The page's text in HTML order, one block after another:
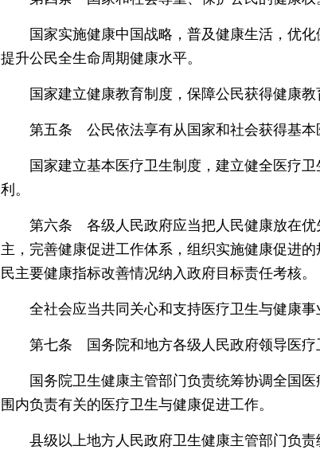
国家实施健康中国战略，普及健康生活，优化
提升公民全生命周期健康水平。
国家建立健康教育制度，保障公民获得健康教
第五条 公民依法享有从国家和社会获得基本
国家建立基本医疗卫生制度，建立健全医疗卫
利。
第六条 各级人民政府应当把人民健康放在优
主，完善健康促进工作体系，组织实施健康促进
民主要健康指标改善情况纳入政府目标责任考核。
全社会应当共同关心和支持医疗卫生与健康事
第七条 国务院和地方各级人民政府领导医疗
国务院卫生健康主管部门负责统筹协调全国医
围内负责有关的医疗卫生与健康促进工作。
县级以上地方人民政府卫生健康主管部门负责